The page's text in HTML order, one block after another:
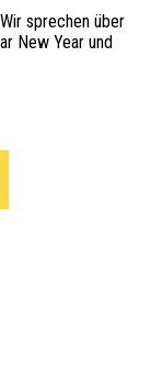
sprechen über
New Year und